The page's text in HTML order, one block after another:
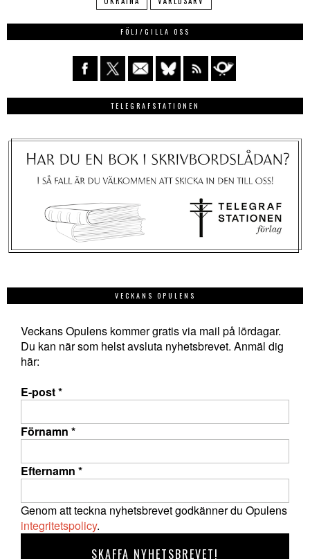
FÖLJ/GILLA OSS
TELEGRAFSTATIONEN
VECKANS OPULENS
Veckans Opulens kommer gratis via mail på lördagar.
Du kan när som helst avsluta nyhetsbrevet. Anmäl dig
här:
E-post*
Förnamn *
Efternamn *
Genom att teckna nyhetsbrevet godkänner du Opulens
integritetspolicy.